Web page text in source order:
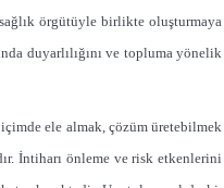
örgütüyle birlikte oluşturmaya
duyarlılığını ve topluma yönelik
ele almak, çözüm üretebilmek
İntiharı önleme ve risk etkenlerini